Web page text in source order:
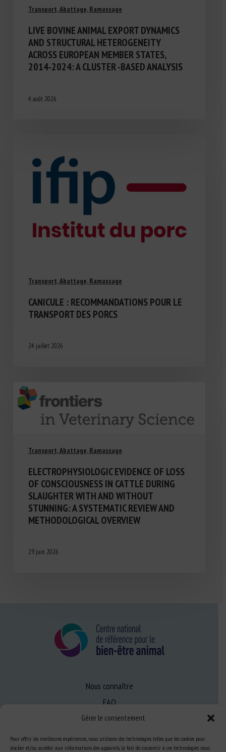
Gérer le consentement
Pour offrir les meilleures expériences, nous utilisons des technologies telles que les cookies pour
stocker et/ou accéder aux informations des appareils. Le fait de consentir à ces technologies nous
Transport, Abattage, Ramassage
LIVE BOVINE ANIMAL EXPORT DYNAMICS
AND STRUCTURAL HETEROGENEITY
ACROSS EUROPEAN MEMBER STATES,
2014-2024: A CLUSTER -BASED ANALYSIS
4 août 2026
Transport, Abattage, Ramassage
CANICULE : RECOMMANDATIONS POUR LE
TRANSPORT DES PORCS
24 juillet 2026
Transport, Abattage, Ramassage
ELECTROPHYSIOLOGIC EVIDENCE OF LOSS
OF CONSCIOUSNESS IN CATTLE DURING
SLAUGHTER WITH AND WITHOUT
STUNNING: A SYSTEMATIC REVIEW AND
METHODOLOGICAL OVERVIEW
29 juin 2026
Nous connaître
FAQ
Expertise